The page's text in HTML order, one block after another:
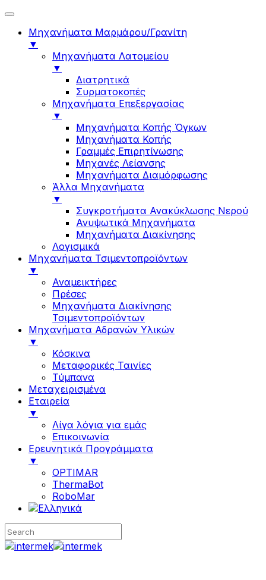
Μηχανήματα Μαρμάρου/Γρανίτη
▼
Μηχανήματα Λατομείου
▼
Διατρητικά
Συρματοκοπές
Μηχανήματα Επεξεργασίας
▼
Μηχανήματα Κοπής Όγκων
Μηχανήματα Κοπής
Γραμμές Επιρητίνωσης
Μηχανές Λείανσης
Μηχανήματα Διαμόρφωσης
Άλλα Μηχανήματα
▼
Συγκροτήματα Ανακύκλωσης Νερού
Ανυψωτικά Μηχανήματα
Μηχανήματα Διακίνησης
Λογισμικά
Μηχανήματα Τσιμεντοπροϊόντων
▼
Αναμεικτήρες
Πρέσες
Μηχανήματα Διακίνησης
Τσιμεντοπροϊόντων
Μηχανήματα Αδρανών Υλικών
▼
Κόσκινα
Μεταφορικές Ταινίες
Τύμπανα
Μεταχειρισμένα
Εταιρεία
▼
Λίγα λόγια για εμάς
Επικοινωνία
Ερευνητικά Προγράμματα
▼
OPTIMAR
ThermaBot
RoboMar